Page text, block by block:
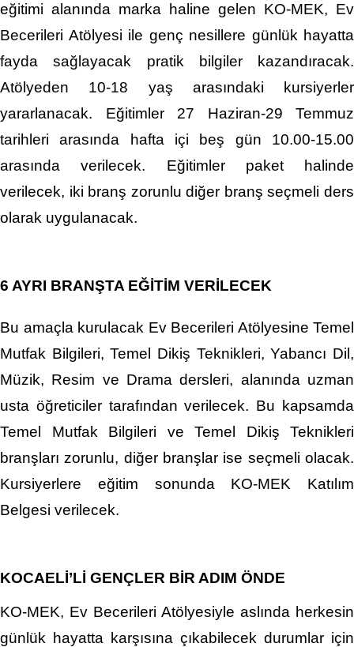
eğitimi alanında marka haline gelen KO-MEK, Ev
Becerileri Atölyesi ile genç nesillere günlük hayatta
fayda sağlayacak pratik bilgiler kazandıracak.
Atölyeden 10-18 yaş arasındaki kursiyerler
yararlanacak. Eğitimler 27 Haziran-29 Temmuz
tarihleri arasında hafta içi beş gün 10.00-15.00
arasında verilecek. Eğitimler paket halinde
verilecek, iki branş zorunlu diğer branş seçmeli ders
olarak uygulanacak.
6 AYRI BRANŞTA EĞİTİM VERİLECEK
Bu amaçla kurulacak Ev Becerileri Atölyesine Temel
Mutfak Bilgileri, Temel Dikiş Teknikleri, Yabancı Dil,
Müzik, Resim ve Drama dersleri, alanında uzman
usta öğreticiler tarafından verilecek. Bu kapsamda
Temel Mutfak Bilgileri ve Temel Dikiş Teknikleri
branşları zorunlu, diğer branşlar ise seçmeli olacak.
Kursiyerlere eğitim sonunda KO-MEK Katılım
Belgesi verilecek.
KOCAELİ’Lİ GENÇLER BİR ADIM ÖNDE
KO-MEK, Ev Becerileri Atölyesiyle aslında herkesin
günlük hayatta karşısına çıkabilecek durumlar için